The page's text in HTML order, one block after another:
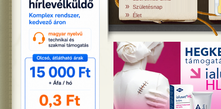
» Születésnap
» Élet